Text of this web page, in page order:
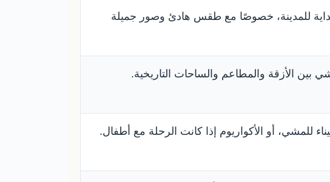
للمدينة، خصوصًا مع طقس هادئ وصور جميلة
بين الأزقة والمطاعم والساحات التاريخية.
للمشي، أو الأكواريوم إذا كانت الرحلة مع أطفال.